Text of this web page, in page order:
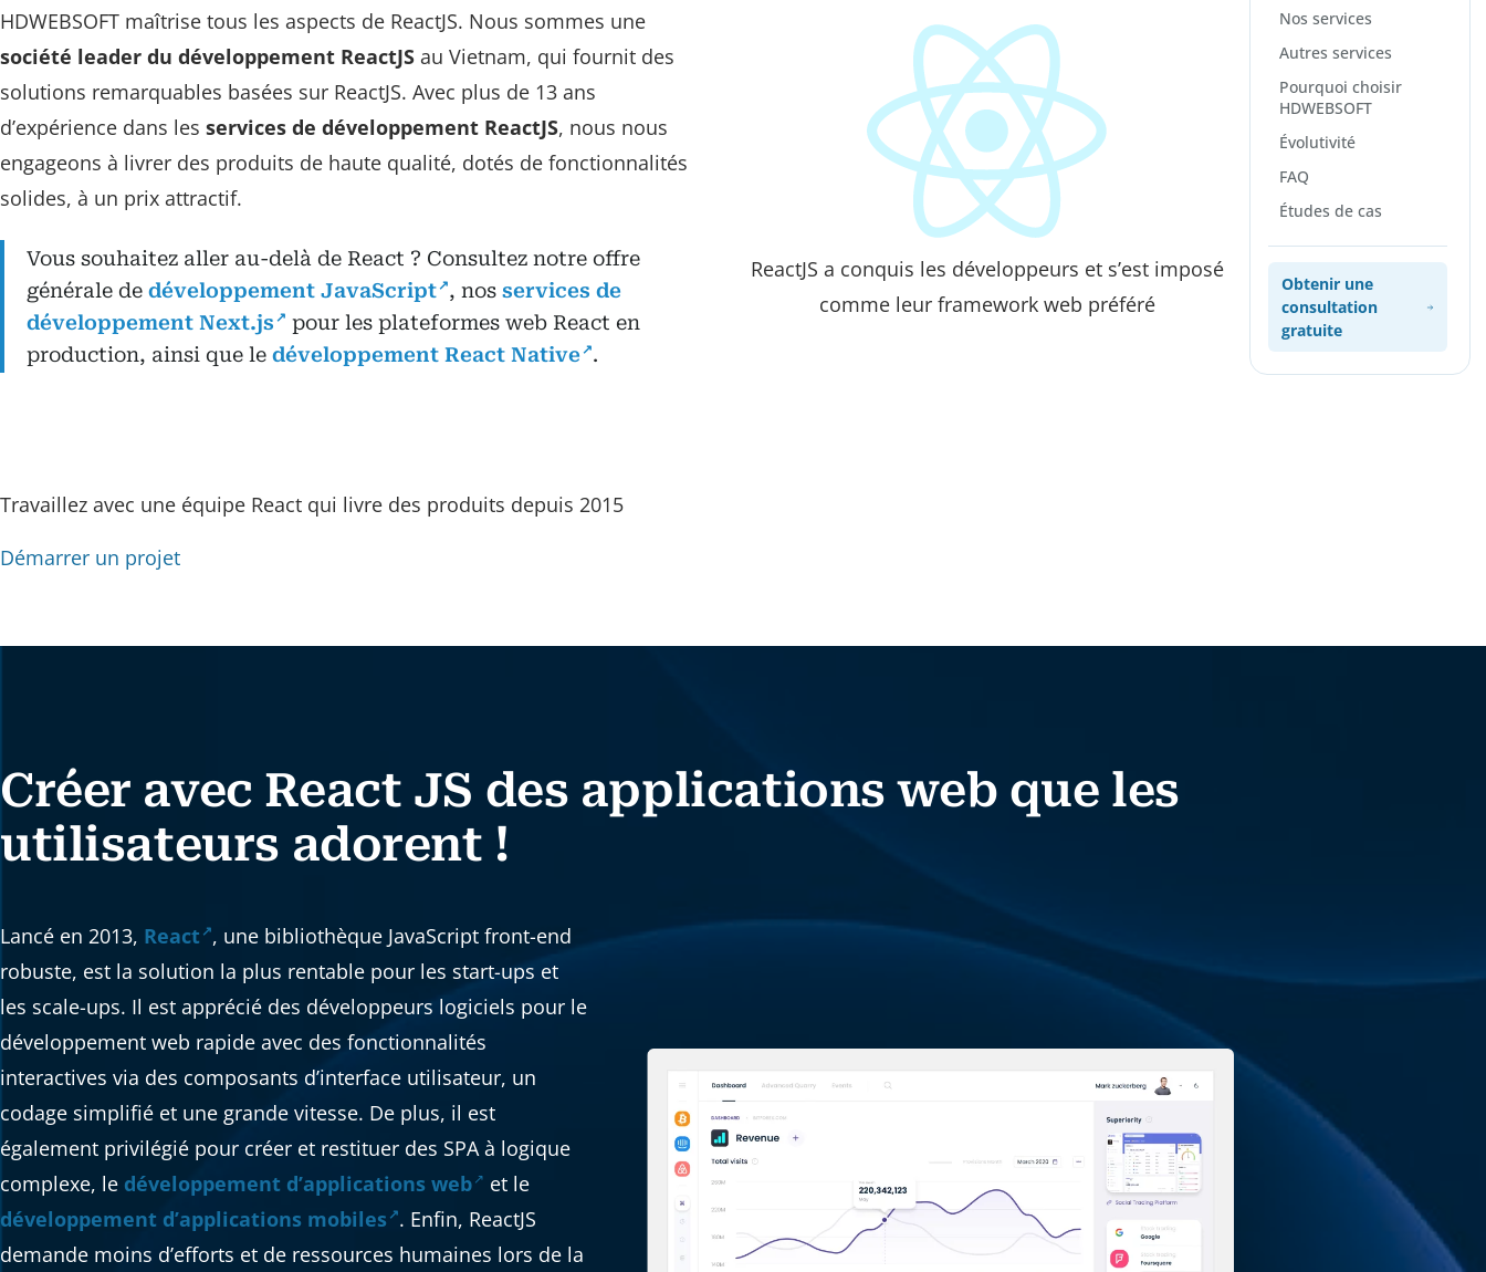
HDWEBSOFT maîtrise tous les aspects de ReactJS. Nous sommes une
société leader du développement ReactJS au Vietnam, qui fournit des
solutions remarquables basées sur ReactJS. Avec plus de 13 ans
d’expérience dans les services de développement ReactJS, nous nous
engageons à livrer des produits de haute qualité, dotés de fonctionnalités
solides, à un prix attractif.
Vous souhaitez aller au-delà de React ? Consultez notre offre
générale de développement JavaScript , nosservices de
développement Next.js
pour les plateformes web React en
production, ainsi que le développement React Native .
ReactJS a conquis les développeurs et s’est imposé
comme leur framework web préféré
Travaillez avec une équipe React qui livre des produits depuis 2015
Démarrer un projet
Créer avec React JS des applications web que les
utilisateurs adorent !
Lancé en 2013, React , une bibliothèque JavaScript front-end
robuste, est la solution la plus rentable pour les start-ups et
les scale-ups. Il est apprécié des développeurs logiciels pour le
développement web rapide avec des fonctionnalités
interactives via des composants d’interface utilisateur, un
codage simplifié et une grande vitesse. De plus, il est
également privilégié pour créer et restituer des SPA à logique
complexe, le développement d’applications web
et le
développement d’applications mobiles . Enfin, ReactJS
demande moins d’efforts et de ressources humaines lors de la
Nos services
Autres services
Pourquoi choisir
HDWEBSOFT
Évolutivité
FAQ
Études de cas
Obtenir une
consultation
gratuite